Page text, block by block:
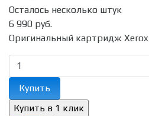
Осталось несколько штук
6 990 руб.
Оригинальный картридж Xerox
Купить